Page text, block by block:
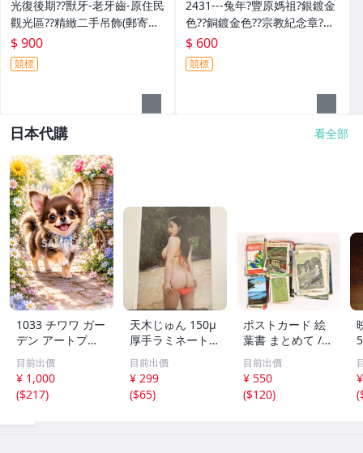
光復後期??獸牙-老牙齒-原住民
觀光區??精緻二手吊飾(郵寄免
運費)
$ 900
競標
2431---兔年?豐原媽祖?銀鍍金
色??銅鍍金色??宗教紀念章?精
緻紀念幣?紀念牌?錢母?發財
金?護身符?一盒(郵寄免運費)
$ 600
競標
日本代購 看全部
1033 チワワ ガー
デン アートプリ
ント 2L判 水彩画
風 犬 フラワー イ
ンテリア
目前出價
¥ 1,000
($217)
天木じゅん 150μ
厚手ラミネート加
工 6ページ 写真
集 SSS グラビア
切り抜き まとめ
て発送承ります。
目前出價
¥ 299
($65)
ポストカード 絵
葉書 まとめて /
大量 / アジア / 写
真 / 文化 / 観光 /
旅行 / はがき / 現
状品
目前出價
¥ 550
($120)
(